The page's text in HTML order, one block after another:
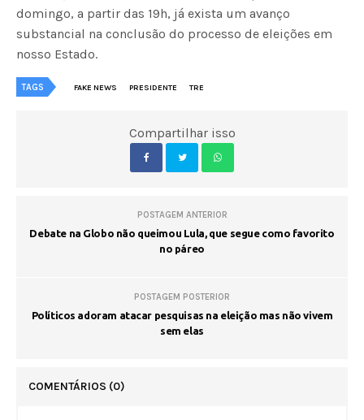
domingo, a partir das 19h, já exista um avanço
substancial na conclusão do processo de eleições em
nosso Estado.
TAGS FAKE NEWS PRESIDENTE TRE
Compartilhar isso
POSTAGEM ANTERIOR
Debate na Globo não queimou Lula, que segue como favorito
no páreo
POSTAGEM POSTERIOR
Políticos adoram atacar pesquisas na eleição mas não vivem
sem elas
COMENTÁRIOS (0)